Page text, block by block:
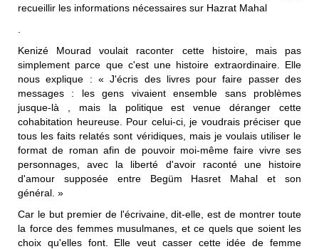
recueillir les informations nécessaires sur Hazrat Mahal
Kenizé Mourad voulait raconter cette histoire, mais pas
simplement parce que c'est une histoire extraordinaire. Elle
nous explique : « J'écris des livres pour faire passer des
messages : les gens vivaient ensemble sans problèmes
jusque-là , mais la politique est venue déranger cette
cohabitation heureuse. Pour celui-ci, je voudrais préciser que
tous les faits relatés sont véridiques, mais je voulais utiliser le
format de roman afin de pouvoir moi-même faire vivre ses
personnages, avec la liberté d'avoir raconté une histoire
d'amour supposée entre Begüm Hasret Mahal et son
général. »
Car le but premier de l'écrivaine, dit-elle, est de montrer toute
la force des femmes musulmanes, et ce quels que soient les
choix qu'elles font. Elle veut casser cette idée de femme